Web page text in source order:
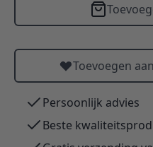
Toevoegen
Persoonlijk advies
Beste